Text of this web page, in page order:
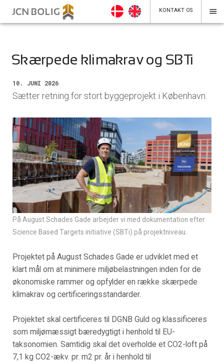
KONTAKT OS menu
Skærpede klimakrav og SBTi
10. JUNI 2026
Sætter retning for stort byggeprojekt i København.
På August Schades Gade arbejder vi med dokumentation efter
Science Based Targets initiative (SBTi) på projektniveau.
Projektet på August Schades Gade er udviklet med et
klart mål om at minimere miljøbelastningen inden for de
økonomiske rammer og opfylder en række skærpede
klimakrav og certificeringsstandarder.
Projektet skal certificeres til DGNB Guld og klassificeres
som miljømæssigt bæredygtigt i henhold til EU-
taksonomien. Samtidig skal det overholde et CO2-loft på
7,1 kg CO2-ækv. pr. m2 pr. år i henhold til